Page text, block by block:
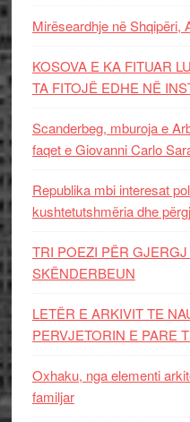
Mirëseardhje në Shqipëri,
KOSOVA E KA FITUAR
TA FITOJË EDHE NË
Scanderbeg, mburoja e
faqet e Giovanni Carlo
Republika mbi interesat
kushtetutshmëria dhe
TRI POEZI PËR
SKËNDERBEUN
LETËR E ARKIVIT TE
PERVJETORIN E PARE
Oxhaku, nga elementi
familjar